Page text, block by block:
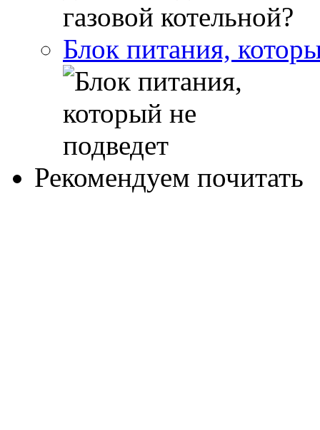
Блок питания,
Рекомендуем почитать